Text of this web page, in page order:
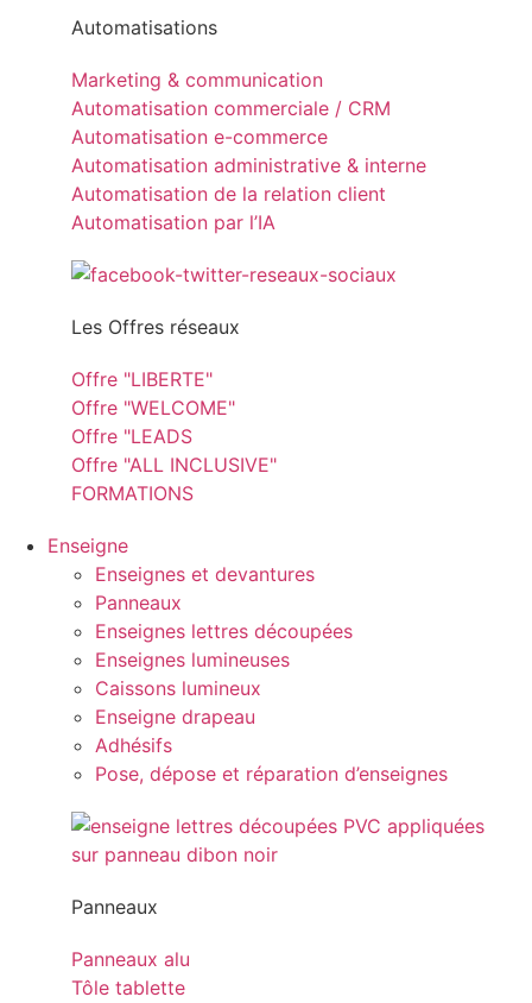
Automatisations
Marketing & communication
Automatisation commerciale / CRM
Automatisation e-commerce
Automatisation administrative & interne
Automatisation de la relation client
Automatisation par l’IA
Les Offres réseaux
Offre "LIBERTE"
Offre "WELCOME"
Offre "LEADS
Offre "ALL INCLUSIVE"
FORMATIONS
Enseigne
Enseignes et devantures
Panneaux
Enseignes lettres découpées
Enseignes lumineuses
Caissons lumineux
Enseigne drapeau
Adhésifs
Pose, dépose et réparation d’enseignes
Panneaux
Panneaux alu
Tôle tablette